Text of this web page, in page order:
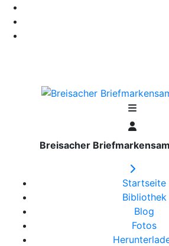
Breisacher
Startseite
Bibliothek
Blog
Fotos